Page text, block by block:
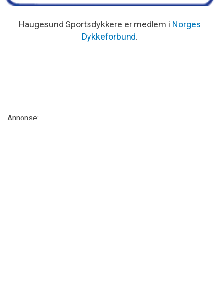
Haugesund Sportsdykkere er medlem i Norges
Dykkeforbund.
Annonse: